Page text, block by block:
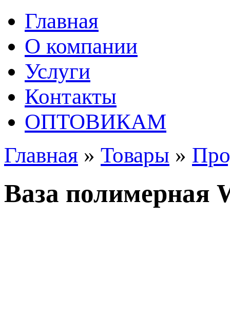
Главная
О компании
Услуги
Контакты
ОПТОВИКАМ
Главная » Товары »
Ваза полимерная